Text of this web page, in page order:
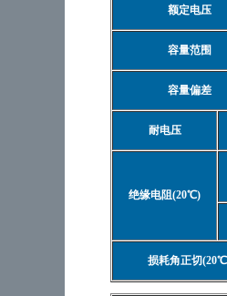
额定电压
容量范围
容量偏差
耐电压
绝缘电阻(20℃)
损耗角正切